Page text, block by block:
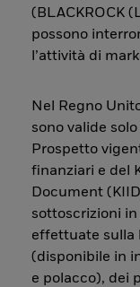
(BLACKROCK
possono
l’attività di
Nel Regno
sono valide
Prospetto
finanziari e del
Document
sottoscrizioni in
effettuate sulla
(disponibile in
e polacco), dei